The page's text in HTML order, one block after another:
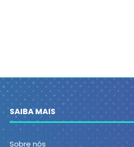
SAIBA MAIS
Sobre nós